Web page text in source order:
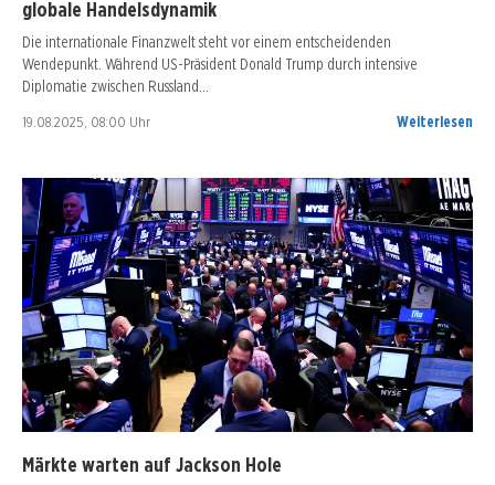
globale Handelsdynamik
Die internationale Finanzwelt steht vor einem entscheidenden
Wendepunkt. Während US-Präsident Donald Trump durch intensive
Diplomatie zwischen Russland…
19.08.2025, 08:00 Uhr Weiterlesen
Märkte warten auf Jackson Hole